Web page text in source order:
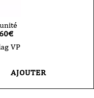
€
VP
AJOUTER